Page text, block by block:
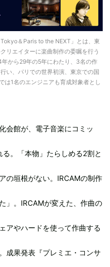
＆Paris to the NEXT」とは、東
リエイターに楽曲制作の委嘱を行う
から29年の5年にわたり、3名の作
い、パリでの世界初演、東京での国
は1名のエンジニアも育成対象者とし
会館が、電子音楽にコミッ
。「本物」たらしめる2割と
の垣根がない。IRCAMの制作
」。IRCAMが変えた、作曲の
アやハードを使って作曲する
成果発表『プレミエ・コンサ